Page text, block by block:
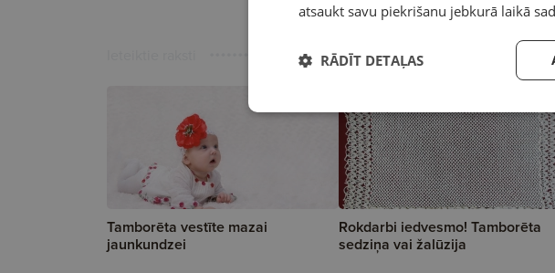
Tamborēta vestīte mazai
jaunkundzei
Rokdarbi iedvesmo! Tamborēta
sedziņa vai žalūzija
atsaukt savu piekrišanu jebkurā laikā
RĀDĪT DETAĻAS